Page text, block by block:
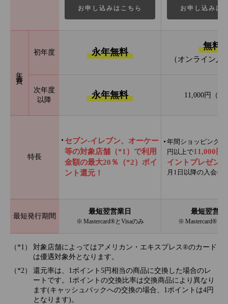
お申し込みはこちら お申し込みは
年会費
初年度 永年無料
無料
（オンライン入
次年度
以降
永年無料 11,000円（税
特長
セブン‐イレブン、オーケー
等の対象店舗（*1）で利用
金額の最大20％（*2）ポイ
ント還元！
年間ショッピング利
円以上で11,000円
イントプレゼント
月1日以降の入会者
最短発行期間
最短翌営業日
※ Mastercard®とVisaのみ
最短翌営業
※ Mastercard®と
対象店舗によってはアメリカン・エキスプレス®のカード
は優遇対象外となります。
還元率は、1ポイント5円相当の商品に交換した場合のレ
ートです。1ポイントの交換比率は交換商品により異なり
ます(キャッシュバックへの交換の場合、1ポイントは4円
となります)。